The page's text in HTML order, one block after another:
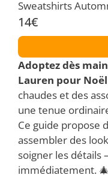
Sweatshirts
Manche Longue
14€
Adoptez dès
Lauren pour Noël
chaudes et des
une tenue
Ce guide propose
assembler des
soigner les détails
immédiatement.